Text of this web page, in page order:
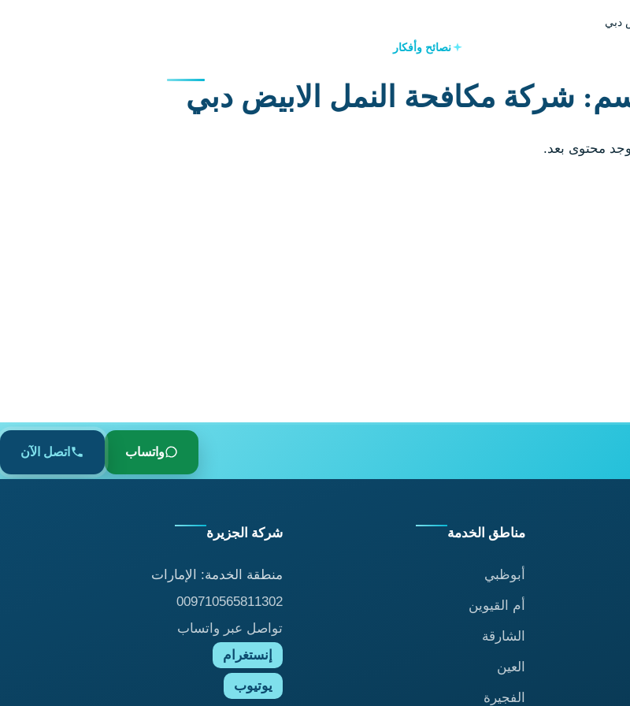
دبي
نصائح وأفكار
شركة مكافحة النمل الابيض دبي
محتوى بعد.
واتساب اتصل الآن
مناطق الخدمة
أبوظبي
أم القيوين
الشارقة
العين
الفجيرة
شركة الجزيرة
منطقة الخدمة: الإمارات
009710565811302
تواصل عبر واتساب
إنستغرام
يوتيوب